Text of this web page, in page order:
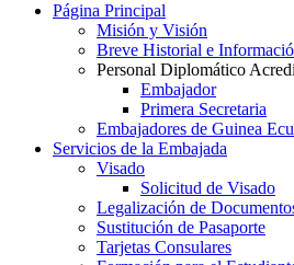
Página Principal
Misión y Visión
Breve Historial e
Personal Diplomático
Embajador
Primera Secretaria
Embajadores de Guinea
Servicios de la Embajada
Visado
Solicitud de Visado
Legalización de
Sustitución de Pasaporte
Tarjetas Consulares